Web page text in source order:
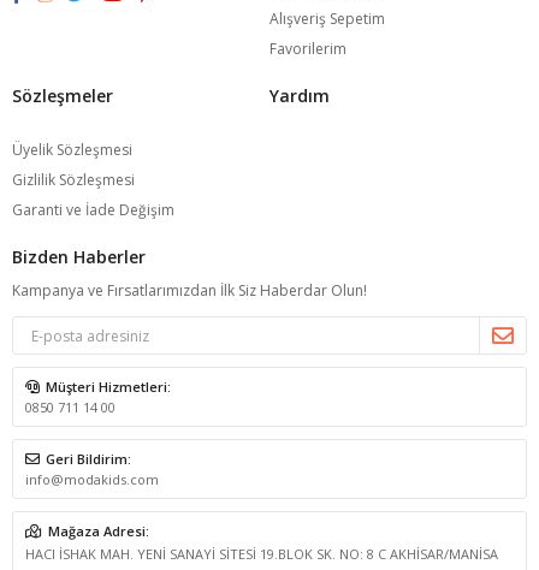
Alışveriş Sepetim
Favorilerim
Sözleşmeler
Üyelik Sözleşmesi
Gizlilik Sözleşmesi
Garanti ve İade Değişim
Yardım
Bizden Haberler
Kampanya ve Fırsatlarımızdan İlk Siz Haberdar Olun!
Müşteri Hizmetleri:
0850 711 14 00
Geri Bildirim:
info@modakids.com
Mağaza Adresi:
HACI İSHAK MAH. YENİ SANAYİ SİTESİ 19.BLOK SK. NO: 8 C AKHİSAR/MANİSA